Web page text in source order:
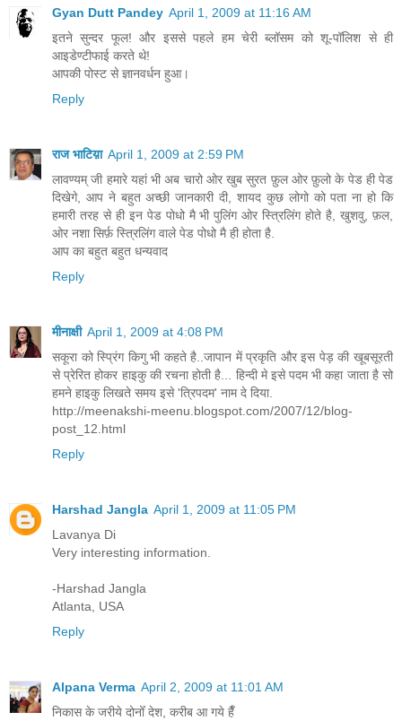
Gyan Dutt Pandey April 1, 2009 at 11:16 AM
इतने सुन्दर फूल! और इससे पहले हम चेरी ब्लॉसम को शू-पॉलिश से ही
आइडेण्टीफाई करते थे!
आपकी पोस्ट से ज्ञानवर्धन हुआ।
Reply
राज भाटिय़ा April 1, 2009 at 2:59 PM
लावण्यम् जी हमारे यहां भी अब चारो ओर खुब सुरत फ़ुल ओर फ़ुलो के पेड ही पेड
दिखेगे, आप ने बहुत अच्छी जानकारी दी, शायद कुछ लोगो को पता ना हो कि
हमारी तरह से ही इन पेड पोधो मै भी पुलिंग ओर स्त्रिलिंग होते है, खुशवु, फ़ल,
ओर नशा सिर्फ़ स्त्रिलिंग वाले पेड पोधो मै ही होता है.
आप का बहुत बहुत धन्यवाद
Reply
मीनाक्षी April 1, 2009 at 4:08 PM
सकूरा को स्प्रिंग किगु भी कहते है..जापान में प्रकृति और इस पेड़ की खूबसूरती
से प्रेरित होकर हाइकु की रचना होती है... हिन्दी मे इसे पदम भी कहा जाता है सो
हमने हाइकु लिखते समय इसे 'त्रिपदम' नाम दे दिया.
http://meenakshi-meenu.blogspot.com/2007/12/blog-
post_12.html
Reply
Harshad Jangla April 1, 2009 at 11:05 PM
Lavanya Di
Very interesting information.
-Harshad Jangla
Atlanta, USA
Reply
Alpana Verma April 2, 2009 at 11:01 AM
निकास के जरीये दोनोँ देश, करीब आ गये हैँ